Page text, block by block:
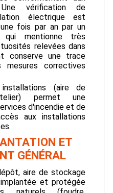
vérification de
électrique est
fois par an par un
qui mentionne très
relevées dans
conserve une trace
correctives
(aire de
permet une
d'incendie et de
aux installations
ET
GÉNÉRAL
aire de stockage
et protégée